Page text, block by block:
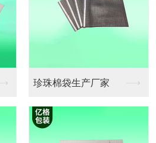
珍珠棉卷料厂